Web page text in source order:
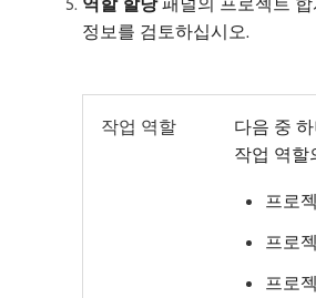
정보를 검토하십시오.
작업 역할
다음 중
작업 역할
프로
프로
프로